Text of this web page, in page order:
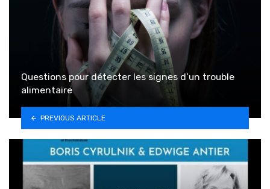
Questions pour détecter les signes d’un trouble
alimentaire
PREVIOUS ARTICLE